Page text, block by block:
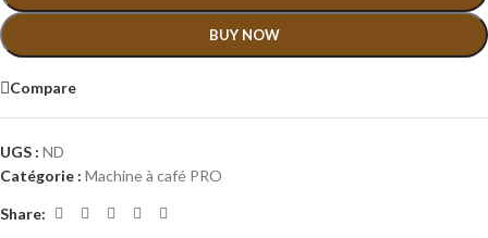
BUY NOW
Compare
UGS : ND
Catégorie : Machine à café PRO
Share: